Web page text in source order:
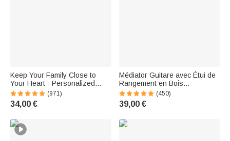
Keep Your Family Close to
Your Heart - Personalized
Heart Necklace with 1 to 6
Names and Birthstones - Gift
for Women
(971)
34,00 €
Médiator Guitare avec Étui de
Rangement en Bois
Personnalisés Gravée Set de
Médiators Cadeau de Saint-
Valentin pour Joueur de
(450)
39,00 €